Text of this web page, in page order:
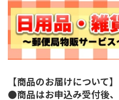
【商品のお届けについて】
●商品はお申込み受付後